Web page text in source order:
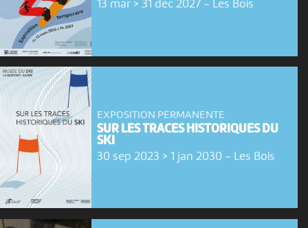
13 mar > 31 déc 2027- Les Bois
EXPOSITION PERMANENTE
SUR LES TRACES HISTORIQUES DU
SKI
30 sep 2023 > 1 jan 2030- Les Bois